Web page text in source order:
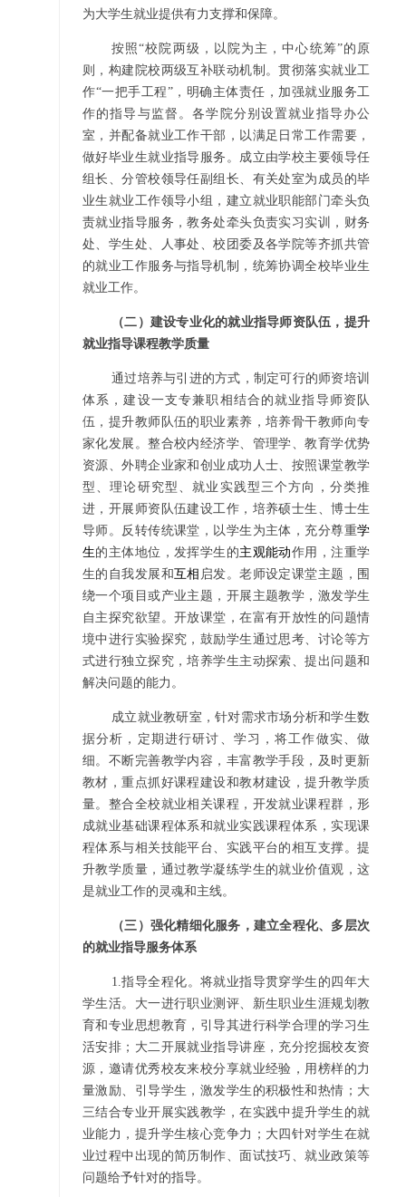
为大学生就业提供有力支撑和保障。
按照“校院两级，以院为主，中心统筹”的原
则，构建院校两级互补联动机制。贯彻落实就业工
作“一把手工程”，明确主体责任，加强就业服务工
作的指导与监督。各学院分别设置就业指导办公
室，并配备就业工作干部，以满足日常工作需要，
做好毕业生就业指导服务。成立由学校主要领导任
组长、分管校领导任副组长、有关处室为成员的毕
业生就业工作领导小组，建立就业职能部门牵头负
责就业指导服务，教务处牵头负责实习实训，财务
处、学生处、人事处、校团委及各学院等齐抓共管
的就业工作服务与指导机制，统筹协调全校毕业生
就业工作。
（二）建设专业化的就业指导师资队伍，提升
就业指导课程教学质量
通过培养与引进的方式，制定可行的师资培训
体系，建设一支专兼职相结合的就业指导师资队
伍，提升教师队伍的职业素养，培养骨干教师向专
家化发展。整合校内经济学、管理学、教育学优势
资源、外聘企业家和创业成功人士、按照课堂教学
型、理论研究型、就业实践型三个方向，分类推
进，开展师资队伍建设工作，培养硕士生、博士生
导师。反转传统课堂，以学生为主体，充分尊重学
生的主体地位，发挥学生的主观能动作用，注重学
生的自我发展和互相 启发。老师设定课堂主题，围
绕一个项目或产业主题，开展主题教学，激发学生
自主探究欲望。开放课堂，在富有开放性的问题情
境中进行实验探究，鼓励学生通过思考、讨论等方
式进行独立探究，培养学生主动探索、提出问题和
解决问题的能力。
成立就业教研室，针对需求市场分析和学生数
据分析，定期进行研讨、学习，将工作做实、做
细。不断完善教学内容，丰富教学手段，及时更新
教材，重点抓好课程建设和教材建设，提升教学质
量。整合全校就业相关课程，开发就业课程群，形
成就业基础课程体系和就业实践课程体系，实现课
程体系与相关技能平台、实践平台的相互支撑。提
升教学质量，通过教学凝练学生的就业价值观，这
是就业工作的灵魂和主线。
（三）强化精细化服务，建立全程化、多层次
的就业指导服务体系
1.指导全程化。将就业指导贯穿学生的四年大
学生活。大一进行职业测评、新生职业生涯规划教
育和专业思想教育，引导其进行科学合理的学习生
活安排；大二开展就业指导讲座，充分挖掘校友资
源，邀请优秀校友来校分享就业经验，用榜样的力
量激励、引导学生，激发学生的积极性和热情；大
三结合专业开展实践教学，在实践中提升学生的就
业能力，提升学生核心竞争力；大四针对学生在就
业过程中出现的简历制作、面试技巧、就业政策等
问题给予针对的指导。